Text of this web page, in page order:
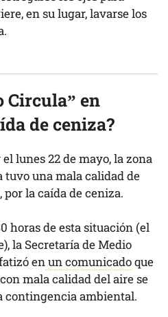
en su lugar, lavarse los
Circula” en
de ceniza?
lunes 22 de mayo, la zona
una mala calidad de
la caída de ceniza.
horas de esta situación (el
la Secretaría de Medio
enun comunicadoque
mala calidad del aire se
contingencia ambiental.